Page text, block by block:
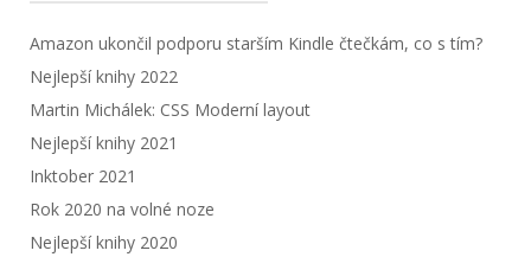
Amazon ukončil podporu starším Kindle čtečkám, co s tím?
Nejlepší knihy 2022
Martin Michálek: CSS Moderní layout
Nejlepší knihy 2021
Inktober 2021
Rok 2020 na volné noze
Nejlepší knihy 2020